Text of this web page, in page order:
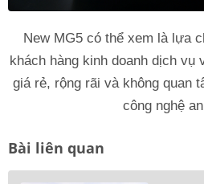
New MG5 có thể xem là lựa
khách hàng kinh doanh dịch vụ
giá rẻ, rộng rãi và không quan
công nghệ
Bài liên quan